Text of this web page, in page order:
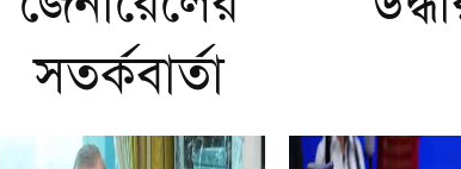
সতর্কবার্তা